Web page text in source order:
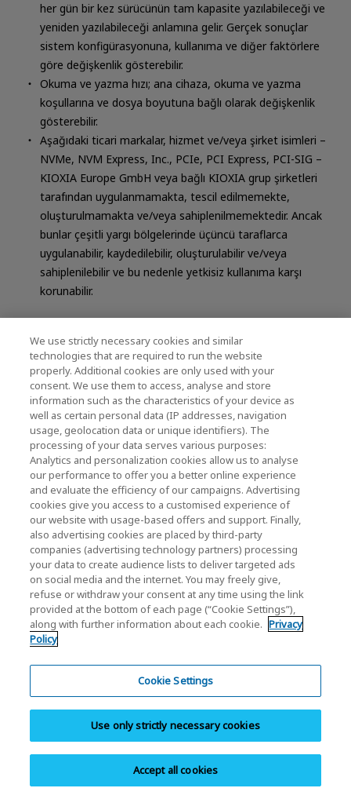
her gün bir kez sürücünün tam kapasite yazılabileceği ve
yeniden yazılabileceği anlamına gelir. Gerçek sonuçlar
sistem konfigürasyonuna, kullanıma ve diğer faktörlere
göre değişkenlik gösterebilir.
Okuma ve yazma hızı; ana cihaza, okuma ve yazma
koşullarına ve dosya boyutuna bağlı olarak değişkenlik
gösterebilir.
Aşağıdaki ticari markalar, hizmet ve/veya şirket isimleri –
NVMe, NVM Express, Inc., PCIe, PCI Express, PCI-SIG –
KIOXIA Europe GmbH veya bağlı KIOXIA grup şirketleri
tarafından uygulanmamakta, tescil edilmemekte,
oluşturulmamakta ve/veya sahiplenilmemektedir. Ancak
bunlar çeşitli yargı bölgelerinde üçüncü taraflarca
uygulanabilir, kaydedilebilir, oluşturulabilir ve/veya
sahiplenilebilir ve bu nedenle yetkisiz kullanıma karşı
korunabilir.
İlgili Bağlantılar
SSD Kişisel Ürünlerle İlgili Bilgiler
İster yüksek performanslı masaüstü bir oyun
bilgisayarınızı hızlı ve kolay bir şekilde
yükseltmenin yollarını arayın. KIOXIA’da
ihtiyaçlarınızı karşılayan bir SATA veya NVMe™ katı
hal sürücüsü (SSD) bulacağınızdan şüpheniz
We use strictly necessary cookies and similar
technologies that are required to run the website
properly. Additional cookies are only used with your
consent. We use them to access, analyse and store
information such as the characteristics of your device as
well as certain personal data (IP addresses, navigation
usage, geolocation data or unique identifiers). The
processing of your data serves various purposes:
Analytics and personalization cookies allow us to analyse
our performance to offer you a better online experience
and evaluate the efficiency of our campaigns. Advertising
cookies give you access to a customised experience of
our website with usage-based offers and support. Finally,
also advertising cookies are placed by third-party
companies (advertising technology partners) processing
your data to create audience lists to deliver targeted ads
on social media and the internet. You may freely give,
refuse or withdraw your consent at any time using the link
provided at the bottom of each page (“Cookie Settings”),
along with further information about each cookie. Privacy
Policy
Cookie Settings
Use only strictly necessary cookies
Accept all cookies